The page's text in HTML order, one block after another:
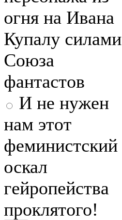
огня на Ивана
Купалу силами
Союза
фантастов
И не нужен
нам этот
феминистский
оскал
гейропейства
проклятого!